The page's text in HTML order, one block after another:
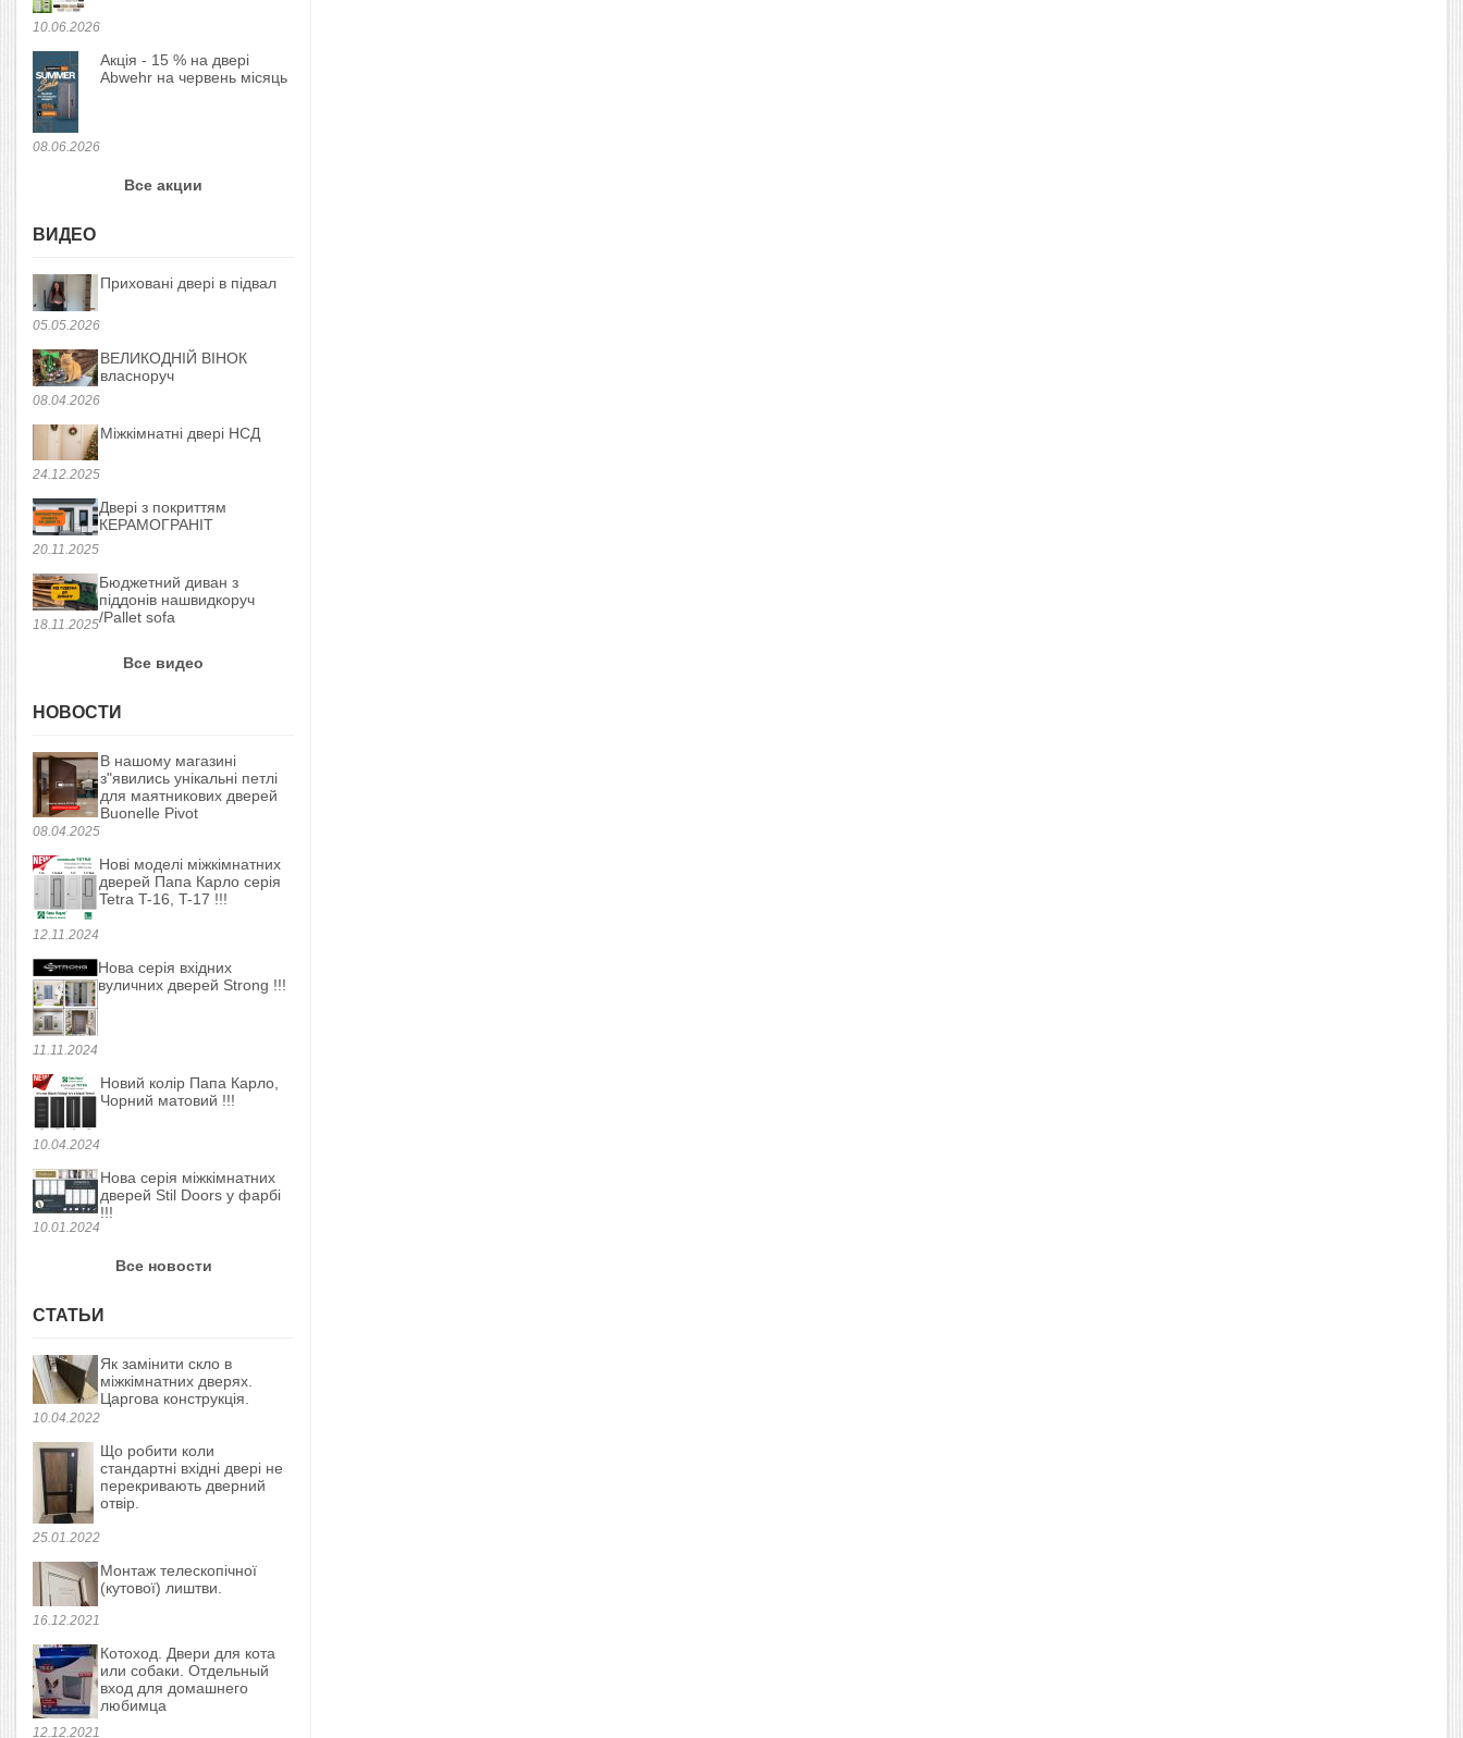
10.06.2026
08.06.2026
Акція - 15 % на двері
Abwehr на червень місяць
Все акции
ВИДЕО
05.05.2026
Приховані двері в підвал
08.04.2026
ВЕЛИКОДНІЙ ВІНОК
власноруч
24.12.2025
Міжкімнатні двері НСД
20.11.2025
Двері з покриттям
КЕРАМОГРАНІТ
18.11.2025
Бюджетний диван з
піддонів нашвидкоруч
/Pallet sofa
Все видео
НОВОСТИ
08.04.2025
В нашому магазині
з"явились унікальні петлі
для маятникових дверей
Buonelle Pivot
12.11.2024
Нові моделі міжкімнатних
дверей Папа Карло серія
Tetra T-16, T-17 !!!
11.11.2024
Нова серія вхідних
вуличних дверей Strong !!!
10.04.2024
Новий колір Папа Карло,
Чорний матовий !!!
10.01.2024
Нова серія міжкімнатних
дверей Stil Doors у фарбі
!!!
Все новости
СТАТЬИ
10.04.2022
Як замінити скло в
міжкімнатних дверях.
Царгова конструкція.
25.01.2022
Що робити коли
стандартні вхідні двері не
перекривають дверний
отвір.
16.12.2021
Монтаж телескопічної
(кутової) лиштви.
12.12.2021
Котоход. Двери для кота
или собаки. Отдельный
вход для домашнего
любимца